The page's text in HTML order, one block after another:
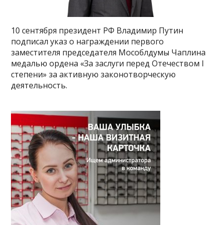
10 сентября президент РФ Владимир Путин
подписал указ о награждении первого
заместителя председателя Мособлдумы Чаплина
медалью ордена «За заслуги перед Отечеством I
степени» за активную законотворческую
деятельность.